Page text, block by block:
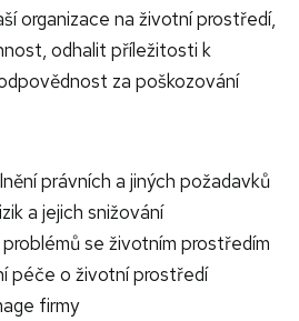
organizace na životní prostředí,
odhalit příležitosti k
za poškozování
právních a jiných požadavků
a jejich snižování
se životním prostředím
péče o životní prostředí
firmy